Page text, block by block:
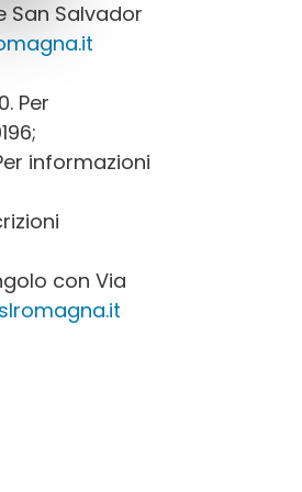
San Salvador
Per
informazioni
con Via